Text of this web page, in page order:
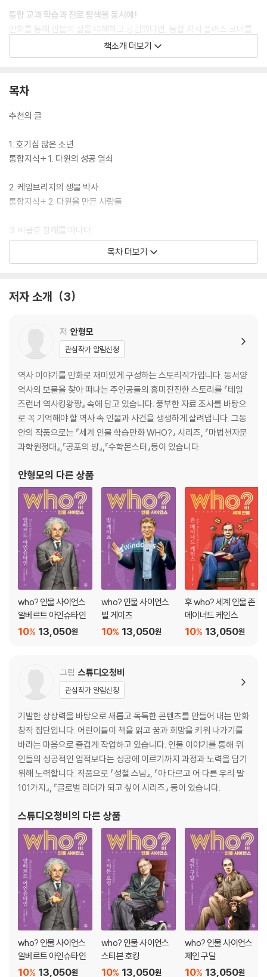
통합 교과 학습과 진로 탐색을 동시에!
만화를 통해 인물의 삶을 이해하고 공감했다면, 통합 지식 플러스 코너를
통해서는 다양한 배경지식과 시사 상식, 교과 지식을 얻을 수 있습니다. 아
인슈타인의 이야기를 통해 제2차 세계 대전의 과정과 결과를 알 수 있고,
있는 것처럼 『who? 인물 사이언스』 시리즈는 권마다 세계의 중요한 사건
나고 활동했던 나라의 역사와 문화에 대한 내용도 볼 수 있어 다양한 영역
속 인물의 직업에 대해 더 자세히 알아보고 나의 관심과 흥미에 대해서도
생각해 볼 수 있는 진로 탐색 워크북을 구성하였습니다. 워크북의 활동을
를 탐색하고 설계해 볼 수 있습니다.
책소개 더보기
목차
추천의 글
1. 호기심 많은 소년
통합지식+ 1. 다윈의 성공 열쇠
2. 케임브리지의 생물 박사
통합지식+ 2. 다윈을 만든 사람들
3. 비글호 항해를 떠나다
통합지식+ 3. 비글호 항해
통합지식+ 5. 갈라파고스 제도
6. 진화의 증거
통합지식+ 6. 다윈이 연구한 것
7. 살아남은 동물들
통합지식+ 7. 다윈의 진화론이 미친 영향
8. 위대한 과학자
세상에 진화론을 알린 책 《종의 기원》
어린이 진로 탐색 ‘생물학자’
찾아보기
목차 더보기
저자 소개 3
저 안형모
관심작가 알림신청
역사 이야기를 만화로 재미있게 구성하는 스토리작가입니다. 동서양
역사의 보물을 찾아 떠나는 주인공들의 흥미진진한 스토리를 『테일
즈런너 역사킹왕짱』 속에 담고 있습니다. 풍부한 자료 조사를 바탕으
로 꼭 기억해야 할 역사 속 인물과 사건을 생생하게 살려냅니다. 그동
안의 작품으로는 『세계 인물 학습만화 WHO?』 시리즈, 『마법천자문
과학원정대』,『공포의 방』,『수학몬스터』등이 있습니다.
안형모의 다른 상품
who? 인물 사이언스
알베르트 아인슈타인
13,050원
10%
who? 인물 사이언스
빌 게이츠
13,050원
10%
후 who? 세계 인물 존
메이너드 케인스
13,050원
10%
그림 스튜디오청비
관심작가 알림신청
기발한 상상력을 바탕으로 새롭고 독특한 콘텐츠를 만들어 내는 만화
창작 집단입니다. 어린이들이 책을 읽고 꿈과 희망을 키워 나가기를
바라는 마음으로 즐겁게 작업하고 있습니다. 인물 이야기를 통해 위
인들의 성공적인 업적보다는 성공에 이르기까지 과정과 노력을 담기
위해 노력합니다. 작품으로 『성철 스님』, 『아 다르고 어 다른 우리 말
101가지』, 『글로벌 리더가 되고 싶어 시리즈』 등이 있습니다.
스튜디오청비 의 다른 상품
who? 인물 사이언스
알베르트 아인슈타인
13,050원
10%
who? 인물 사이언스
스티븐 호킹
13,050원
10%
who? 인물 사이언스
제인 구달
13,050원
10%